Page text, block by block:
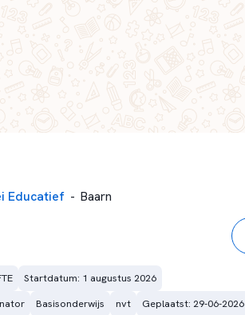
Educatief - Baarn
Startdatum: 1 augustus 2026
Basisonderwijs nvt
Geplaatst: 29-06-2026